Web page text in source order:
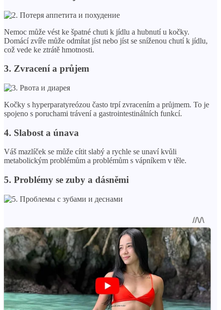
Nemoc může vést ke špatné chuti k jídlu a hubnutí u kočky.
Domácí zvíře může odmítat jíst nebo jíst se sníženou chutí k jídlu,
což vede ke ztrátě hmotnosti.
3. Zvracení a průjem
Kočky s hyperparatyreózou často trpí zvracením a průjmem. To je
spojeno s poruchami trávení a gastrointestinálních funkcí.
4. Slabost a únava
Váš mazlíček se může cítit slabý a rychle se unaví kvůli
metabolickým problémům a problémům s vápníkem v těle.
5. Problémy se zuby a dásněmi